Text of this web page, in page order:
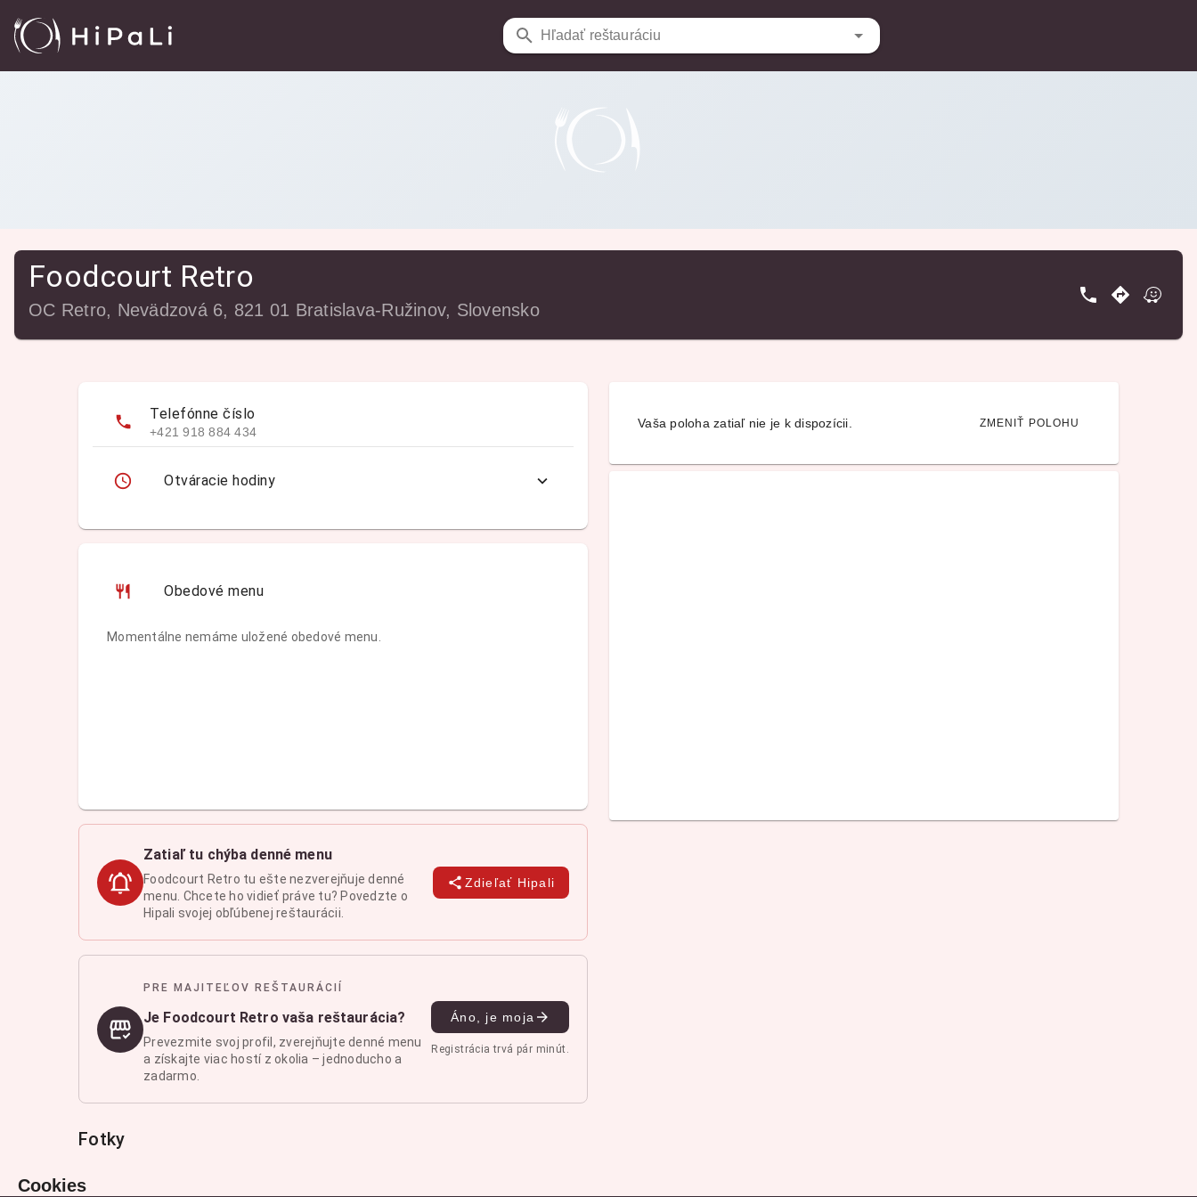
Hľadať reštauráciu
Reštaurácie Foodcourt Retro
Foodcourt Retro
OC Retro, Nevädzová 6, 821 01 Bratislava-Ružinov, Slovensko
Telefónne číslo
+421 918 884 434
Otváracie hodiny
Obedové menu
Momentálne nemáme uložené obedové menu.
Zatiaľ tu chýba denné menu
Foodcourt Retro tu ešte nezverejňuje denné
menu. Chcete ho vidieť práve tu? Povedzte o
Hipali svojej obľúbenej reštaurácii.
Zdieľať Hipali
PRE MAJITEĽOV REŠTAURÁCIÍ
Je Foodcourt Retro vaša reštaurácia?
Prevezmite svoj profil, zverejňujte denné menu
a získajte viac hostí z okolia – jednoducho a
zadarmo.
Áno, je moja
Registrácia trvá pár minút.
Vaša poloha zatiaľ nie je k dispozícii. ZMENIŤ POLOHU
Fotky
Cookies